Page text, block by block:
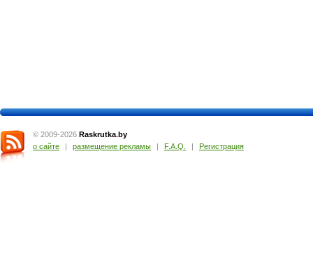
© 2009-2026 Raskrutka.by
о сайте
| размещение рекламы | F.A.Q. | Регистрация